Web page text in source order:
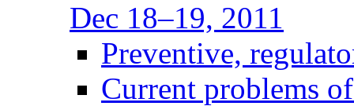
Dec 18–19, 2011
Preventive,
Current problems